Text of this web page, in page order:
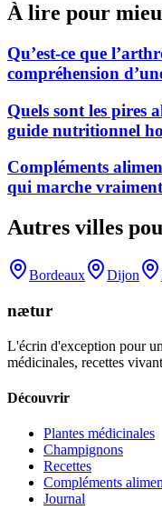
À lire pour
Qu’est-ce que
compréhension
Quels sont les pires
guide nutritionnel
Compléments
qui marche vraiment
Autres villes
Bordeaux Dijon
nætur
L'écrin d'exception pour
médicinales, recettes
Découvrir
Plantes médicinales
Champignons
Recettes
Compléments
Journal